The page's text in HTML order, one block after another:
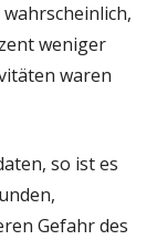
weniger
waren
so ist es
Gefahr des